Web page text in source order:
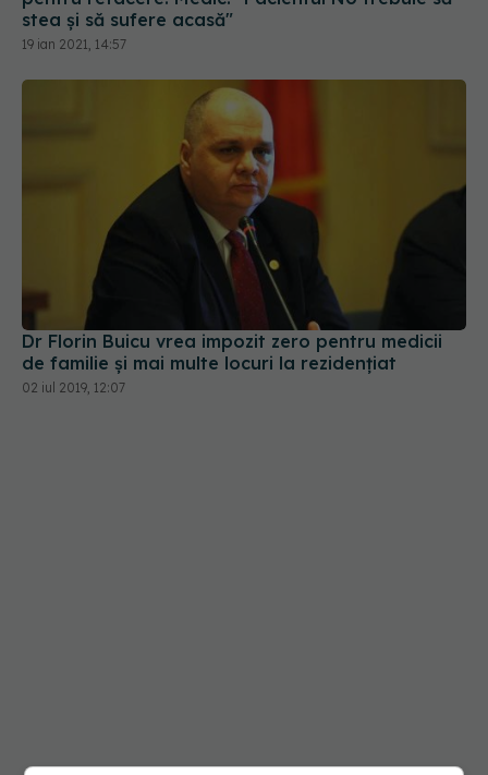
Dr Florin Buicu vrea impozit zero pentru medicii
de familie și mai multe locuri la rezidențiat
02 iul 2019, 12:07